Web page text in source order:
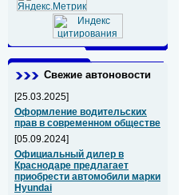
Свежие автоновости
[25.03.2025]
Оформление водительских
прав в современном обществе
[05.09.2024]
Официальный дилер в
Краснодаре предлагает
приобрести автомобили марки
Hyundai